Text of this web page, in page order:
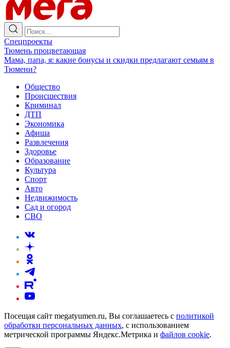
Спецпроекты
Тюмень процветающая
Мама, папа, я: какие бонусы и скидки предлагают семьям в
Тюмени?
Общество
Происшествия
Криминал
ДТП
Экономика
Афиша
Развлечения
Здоровье
Образование
Культура
Спорт
Авто
Недвижимость
Сад и огород
СВО
Посещая сайт megatyumen.ru, Вы соглашаетесь с политикой
обработки персональных данных, с использованием
метрической программы Яндекс.Метрика и файлов cookie.